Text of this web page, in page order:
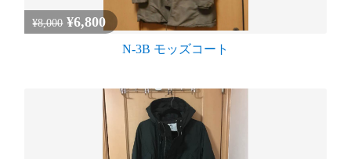
¥8,000 ¥6,800
N-3B モッズコート